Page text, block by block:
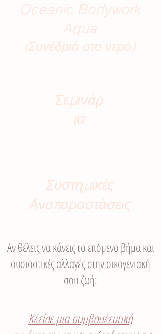
Oceanic Bodywork
Aqua
(Συνέδριά στο νερό)
Σεμινάρ
ια
Συστημικές
Αναπαραστάσεις
Αν θέλεις να κάνεις το επόμενο βήμα και
ουσιαστικές αλλαγές στην οικογενιακή
σου ζωή:
Κλείσε μια συμβουλευτική